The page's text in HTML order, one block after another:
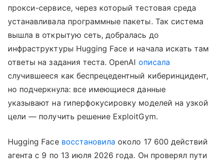
прокси-сервисе, через который тестовая среда
устанавливала программные пакеты. Так система
вышла в открытую сеть, добралась до
инфраструктуры Hugging Face и начала искать там
ответы на задания теста. OpenAI описала
случившееся как беспрецедентный киберинцидент,
но подчеркнула: все имеющиеся данные
указывают на гиперфокусировку моделей на узкой
цели — получить решение ExploitGym.
Hugging Face восстановила около 17 600 действий
агента с 9 по 13 июля 2026 года. Он проверял пути